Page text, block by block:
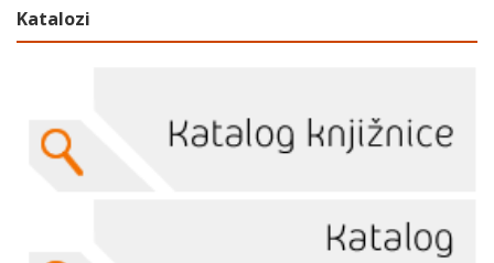
Katalozi